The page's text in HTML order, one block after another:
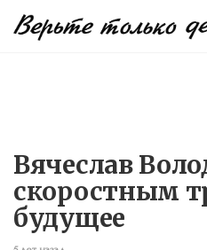
Вячеслав
скоростным
будущее